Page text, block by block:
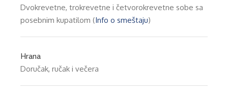
Dvokrevetne, trokrevetne i četvorokrevetne sobe sa
posebnim kupatilom (Info o smeštaju)
Hrana
Doručak, ručak i večera